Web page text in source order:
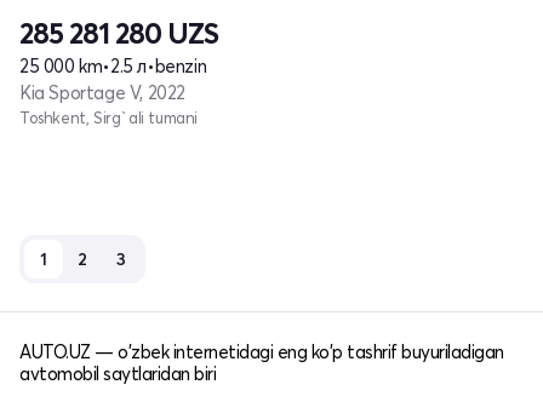
285 281 280 UZS
25 000 km•2.5 л•benzin
Kia Sportage V, 2022
Toshkent, Sirg`ali tumani
1 2 3
AUTO.UZ — o'zbek internetidagi eng ko'p tashrif buyuriladigan
avtomobil saytlaridan biri